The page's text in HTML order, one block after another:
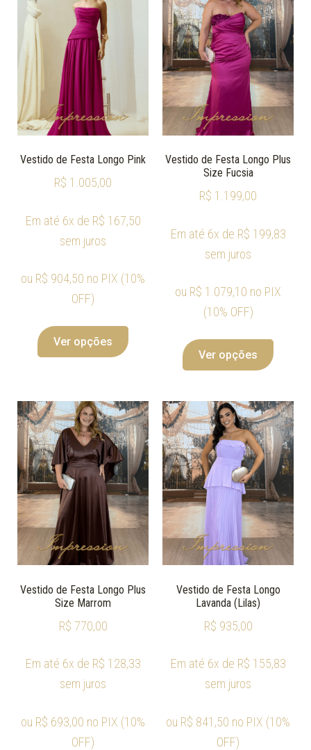
Vestido de Festa Longo Pink
R$ 1.005,00
Em até 6x de R$ 167,50
sem juros
ou R$ 904,50 no PIX (10%
OFF)
Ver opções
Vestido de Festa Longo Plus
Size Fucsia
R$ 1.199,00
Em até 6x de R$ 199,83
sem juros
ou R$ 1.079,10 no PIX
(10% OFF)
Ver opções
Vestido de Festa Longo Plus
Size Marrom
R$ 770,00
Em até 6x de R$ 128,33
sem juros
ou R$ 693,00 no PIX (10%
OFF)
Vestido de Festa Longo
Lavanda (Lilas)
R$ 935,00
Em até 6x de R$ 155,83
sem juros
ou R$ 841,50 no PIX (10%
OFF)